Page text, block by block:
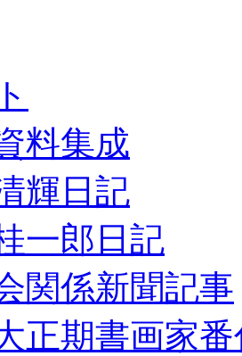
料集成
輝日記
一郎日記
関係新聞記事
正期書画家